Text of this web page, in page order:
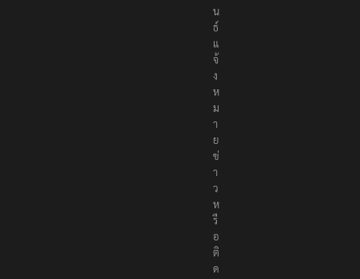
น
ธ์
แ
จ้
ง
ห
ม
า
ย
ข่
า
ว
ห
รื
อ
ติ
ด